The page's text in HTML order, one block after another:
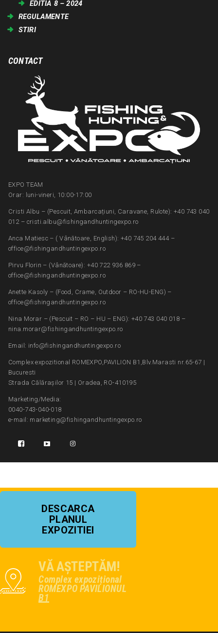
EDITIA 8 – 2024
REGULAMENTE
STIRI
CONTACT
EXPO TEAM
Orar: luni-vineri, 10:00-17:00
Cristi Albu – (Pescuit, Ambarcațiuni, Caravane, Rulote): +40 743 040
012 – cristi.albu@fishingandhuntingexpo.ro
Anca Matiesc – ( Vânătoare, English): +40 745 204 444 –
office@fishingandhuntingexpo.ro
Pirvu Florin – (Vânătoare): +40 722 936 869 –
office@fishingandhuntingexpo.ro
Anette Kasoly – (Food, Crame, Outdoor – RO-HU-ENG) –
office@fishingandhuntingexpo.ro
Nina Morar – (Pescuit – RO – HU – ENG): +40 743 040 018 –
nina.morar@fishingandhuntingexpo.ro
Email: info@fishingandhuntingexpo.ro
Complex expozitional ROMEXPO,PAVILION B1,Blv.Marasti nr.65-67 |
Bucuresti
Strada Călărașilor 15 | Oradea, RO-410195
Marketing/Media:
0040-743-040-018
e-mail: marketing@fishingandhuntingexpo.ro
DESCARCA
PLANUL
EXPOZITIEI
VĂ AȘTEPTĂM!
Complex expozițional
ROMEXPO PAVILIONUL
B1